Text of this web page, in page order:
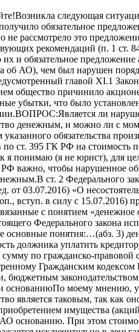
следующая
обязательное
не рассмотрело это
рекомендаций (п. 1 ст.
их и обязательное
об АО), чем был нарушен
главой XI.1
общество причинило
убытки, что было
ли
денежным, и можно ли с
обязательства
по ст. 395 ГК РФ на стоимость
я понимаю (я не юрист), для
важно, чтобы нарушенное
ст. 2 Федерального
от 03.07.2016) «О
вступ. в силу с 15.07.2016)
с понятием «денежное
Федерального закона
основные понятия:…(абз. 3)
должника уплатить
по гражданско-правовой
Гражданским кодексом
бюджетным
основаниюПо моему мнению,
является таковым, так как
имущества
АО основанию. При этом